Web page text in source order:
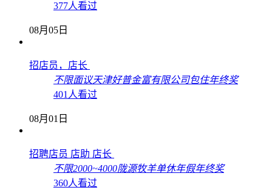
377人看过
08月05日
招店员，店长
不限面议天津好普金富有限公司包住年终奖
401人看过
08月01日
招聘店员 店助 店长
不限2000~4000陇源牧羊单休年假年终奖
360人看过